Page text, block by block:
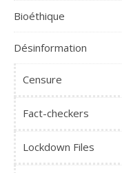
Bioéthique
Désinformation
Censure
Fact-checkers
Lockdown Files